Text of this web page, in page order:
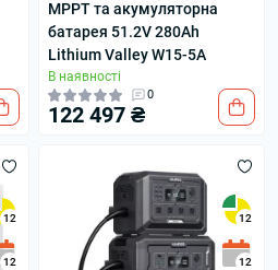
MPPT та акумуляторна
батарея 51.2V 280Ah
Lithium Valley W15-5A
В наявності
0
122 497 ₴
12
12
12
12